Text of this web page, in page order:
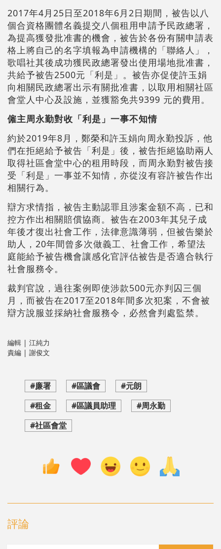
2017年4月25日至2018年6月2日期間，被告以八
個合資格團體名義提交八個租用申請予民政總署，
為提高獲發批准書的機會，被告於各份有關申請表
格上將自己的名字填報為申請機構的「聯絡人」，
歌唱社其後成功獲民政總署發出使用場地批准書，
共給予被告2500元「利是」。被告亦促使許玉娟
向相關民政總署出示有關批准書，以取用相關社區
會堂人中心及設施，並獲豁免共9399 元的費用。
僱主周永勤對收「利是」一事不知情
約於2019年8月，鄭榮和許玉娟向周永勤投訴，他
們在拒絕給予被告「利是」後，被告拒絕協助兩人
取得社區會堂中心的租用時段，而周永勤對被告接
受「利是」一事並不知情，亦從沒有容許被告作出
相關行為。
辯方求情指，被告主動認罪且涉案金額不高，已和
控方作出相關賠償協商。被告在2003年其兒子成
年後才復出社會工作，法律意識薄弱，但被告樂於
助人，20年間曾多次做義工、社會工作，希望法
庭能給予被告機會讓感化官評估被告是否適合執行
社會服務令。
裁判官說，過往案例即使涉款500元亦判囚三個
月，而被告在2017至2018年間多次犯案，不會被
辯方說服並採納社會服務令，必然會判處監禁。
編輯 | 江純力
責編 | 謝俊文
#廉署 #區議會
#元朗
#租金
#區議員助理
#周永勤
#社區會堂
評論